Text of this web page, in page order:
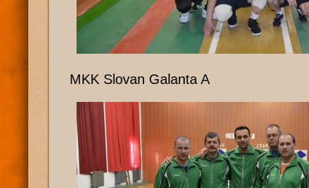
MKK Slovan Galanta A